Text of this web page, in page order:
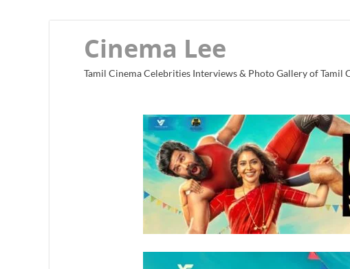
Cinema Lee
Tamil Cinema Celebrities Interviews & Photo Gallery of Tamil